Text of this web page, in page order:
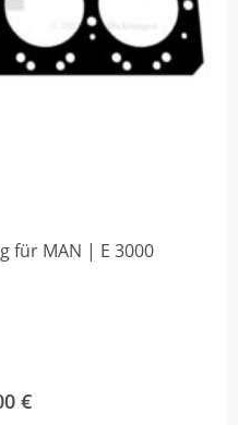
für MAN | E 3000
€